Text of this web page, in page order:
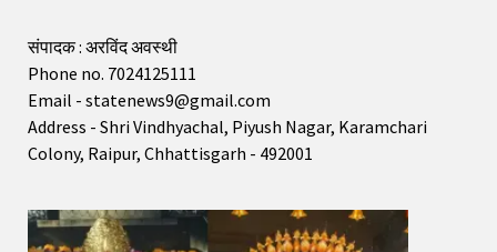
संपादक : अरविंद अवस्थी
Phone no. 7024125111
Email - statenews9@gmail.com
Address - Shri Vindhyachal, Piyush Nagar, Karamchari
Colony, Raipur, Chhattisgarh - 492001